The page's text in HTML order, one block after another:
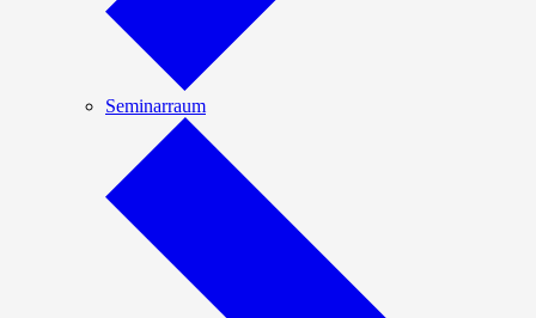
Seminarraum